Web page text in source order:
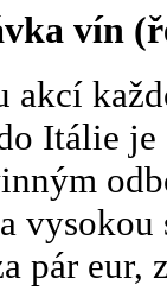
vín
akcí
Itálie je
vysokou
pár eur,